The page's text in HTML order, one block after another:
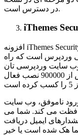
در دسترس است.
iThemes
افزونه iThemes Security ، که قبلا “Better WP Security” نامیده می
وردپرس است که راه
سایت وردپرسی تان
ارائه می دهد. نسخه رایگان این افزونه بیش از 900000 نصب فعال
ورود ناموفق، وب سایت
می کند. شما می
ایمیل دریافت